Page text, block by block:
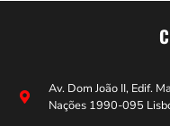
Av. Dom João II, Edif.
Nações 1990-095